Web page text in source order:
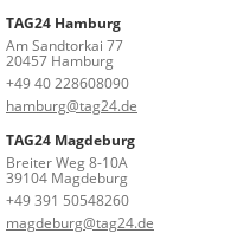
TAG24 Hamburg
Am Sandtorkai 77
20457 Hamburg
+49 40 228608090
hamburg@tag24.de
TAG24 Magdeburg
Breiter Weg 8-10A
39104 Magdeburg
+49 391 50548260
magdeburg@tag24.de